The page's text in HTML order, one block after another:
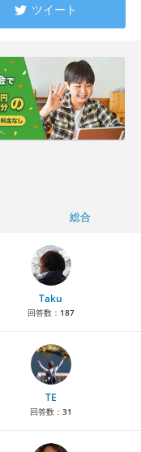
ツイート
総合
Taku
回答数： 187
TE
回答数： 31